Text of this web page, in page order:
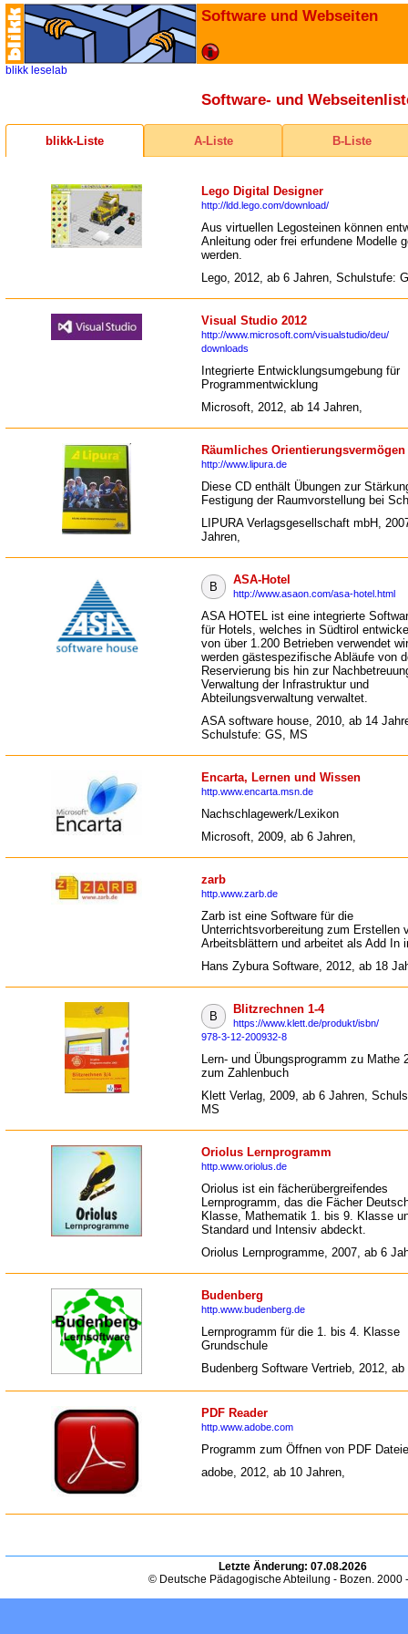
Software und Webseiten
blikk leselab
Software- und
blikk-Liste A-Liste B-Liste
Lego Digital Designer
http://ldd.lego.com/download/
Aus virtuellen Legosteinen können
Anleitung oder frei erfundene Modelle
werden.
Lego, 2012, ab 6 Jahren, Schulstufe:
Visual Studio 2012
http://www.microsoft.com/visualstudio/deu/
downloads
Integrierte Entwicklungsumgebung für
Programmentwicklung
Microsoft, 2012, ab 14 Jahren,
Räumliches Orientierungsvermögen
http://www.lipura.de
Diese CD enthält Übungen zur
Festigung der Raumvorstellung bei
LIPURA Verlagsgesellschaft mbH,
Jahren,
B
ASA-Hotel
http://www.asaon.com/asa-hotel.html
ASA HOTEL ist eine integrierte
für Hotels, welches in Südtirol
von über 1.200 Betrieben verwendet
werden gästespezifische Abläufe von
Reservierung bis hin zur
Verwaltung der Infrastruktur und
Abteilungsverwaltung verwaltet.
ASA software house, 2010, ab 14
Schulstufe: GS, MS
Encarta, Lernen und Wissen
http.www.encarta.msn.de
Nachschlagewerk/Lexikon
Microsoft, 2009, ab 6 Jahren,
zarb
http.www.zarb.de
Zarb ist eine Software für die
Unterrichtsvorbereitung zum Erstellen
Arbeitsblättern und arbeitet als Add In
Hans Zybura Software, 2012, ab 18
B
Blitzrechnen 1-4
https://www.klett.de/produkt/isbn/
978-3-12-200932-8
Lern- und Übungsprogramm zu Mathe
zum Zahlenbuch
Klett Verlag, 2009, ab 6 Jahren,
MS
Oriolus Lernprogramm
http.www.oriolus.de
Oriolus ist ein fächerübergreifendes
Lernprogramm, das die Fächer
Klasse, Mathematik 1. bis 9. Klasse
Standard und Intensiv abdeckt.
Oriolus Lernprogramme, 2007, ab 6
Budenberg
http.www.budenberg.de
Lernprogramm für die 1. bis 4. Klasse
Grundschule
Budenberg Software Vertrieb, 2012,
PDF Reader
http.www.adobe.com
Programm zum Öffnen von PDF
adobe, 2012, ab 10 Jahren,
Letzte Änderung: 07.08.2026
© Deutsche Pädagogische Abteilung - Bozen. 2000